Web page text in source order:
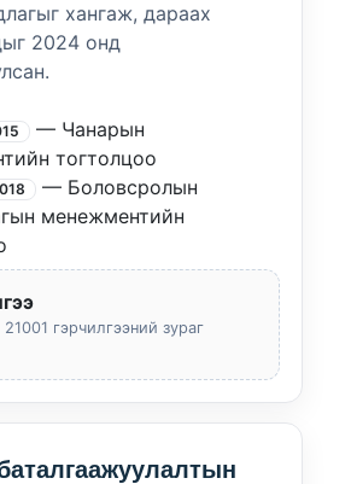
хангаж, дараах
2024 онд
— Чанарын
тогтолцоо
— Боловсролын
менежментийн
21001 гэрчилгээний зураг